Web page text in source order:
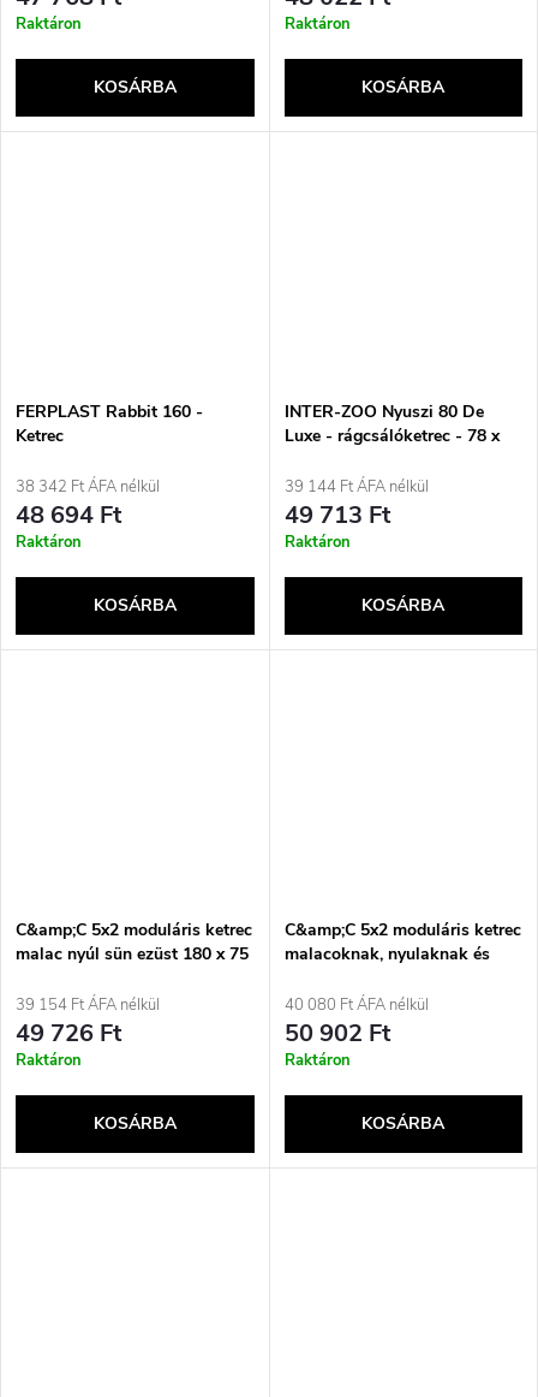
Raktáron
KOSÁRBA
Raktáron
KOSÁRBA
FERPLAST Rabbit 160 -
Ketrec
38 342 Ft ÁFA nélkül
48 694 Ft
Raktáron
KOSÁRBA
INTER-ZOO Nyuszi 80 De
Luxe - rágcsálóketrec - 78 x
39 144 Ft ÁFA nélkül
49 713 Ft
Raktáron
KOSÁRBA
C&amp;C 5x2 moduláris ketrec
malac nyúl sün ezüst 180 x 75
39 154 Ft ÁFA nélkül
49 726 Ft
Raktáron
KOSÁRBA
C&amp;C 5x2 moduláris ketrec
malacoknak, nyulaknak és
37 cm
40 080 Ft ÁFA nélkül
50 902 Ft
Raktáron
KOSÁRBA